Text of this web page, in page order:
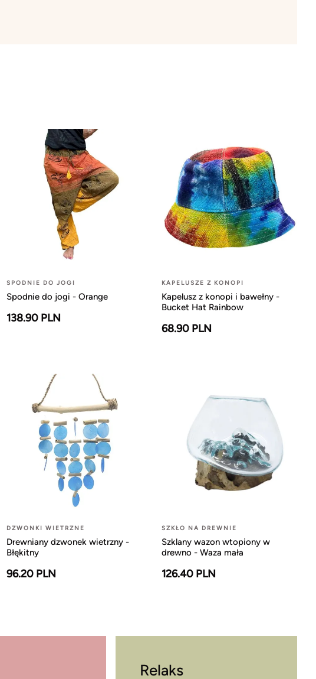
SPODNIE DO JOGI
Spodnie do jogi - Orange
138.90 PLN
KAPELUSZE Z KONOPI
Kapelusz z konopi i bawełny -
Bucket Hat Rainbow
68.90 PLN
DZWONKI WIETRZNE
Drewniany dzwonek wietrzny -
Błękitny
96.20 PLN
SZKŁO NA DREWNIE
Szklany wazon wtopiony w
drewno - Waza mała
126.40 PLN
Relaks